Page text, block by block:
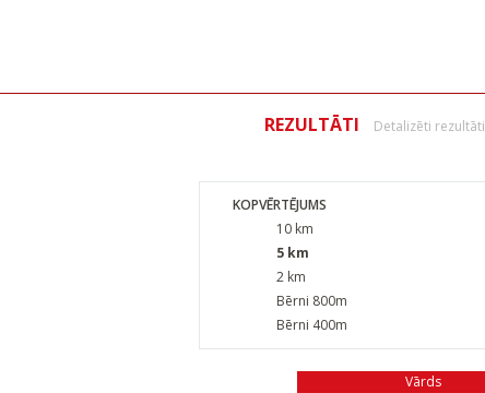
REZULTĀTI Detalizēti rezultāti
KOPVĒRTĒJUMS
10 km
5 km
2 km
Bērni 800m
Bērni 400m
Vārds